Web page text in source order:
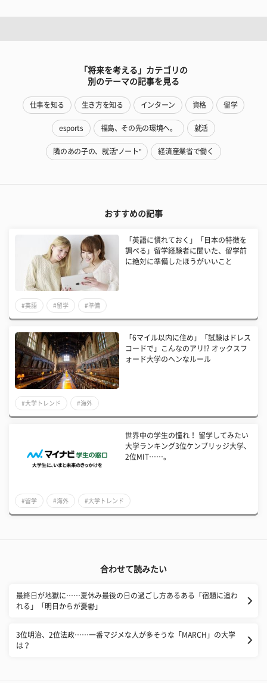
「将来を考える」カテゴリの
別のテーマの記事を見る
仕事を知る 生き方を知る インターン 資格 留学
esports 福島、その先の環境へ。 就活
隣のあの子の、就活"ノート" 経済産業省で働く
おすすめの記事
「英語に慣れておく」「日本の特徴を
調べる」留学経験者に聞いた、留学前
に絶対に準備したほうがいいこと
#英語 #留学 #準備
「6マイル以内に住め」「試験はドレス
コードで」こんなのアリ!? オックスフ
ォード大学のヘンなルール
#大学トレンド #海外
世界中の学生の憧れ！ 留学してみたい
大学ランキング3位ケンブリッジ大学、
2位MIT……。
#留学 #海外 #大学トレンド
合わせて読みたい
最終日が地獄に……夏休み最後の日の過ごし方あるある「宿題に追わ
れる」「明日からが憂鬱」
3位明治、2位法政……一番マジメな人が多そうな「MARCH」の大学
は？